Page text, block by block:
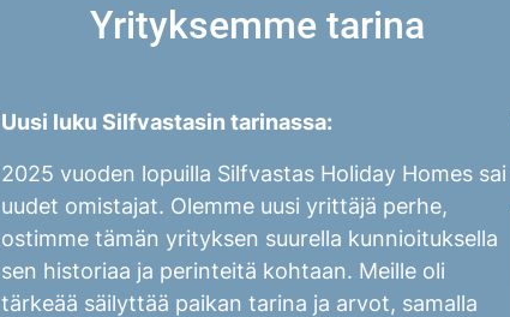
Yrityksemme tarina
Uusi luku Silfvastasin tarinassa:
2025 vuoden lopuilla Silfvastas Holiday Homes sai
uudet omistajat. Olemme uusi yrittäjä perhe,
ostimme tämän yrityksen suurella kunnioituksella
sen historiaa ja perinteitä kohtaan. Meille oli
tärkeää säilyttää paikan tarina ja arvot, samalla